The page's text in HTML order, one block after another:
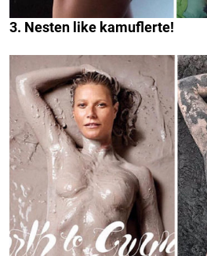
3. Nesten like kamuflerte!